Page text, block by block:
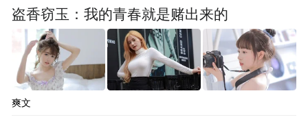
盗香窃玉：我的青春就是赌出来的
爽文